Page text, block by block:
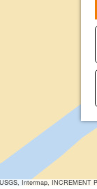
Intermap, INCREMENT